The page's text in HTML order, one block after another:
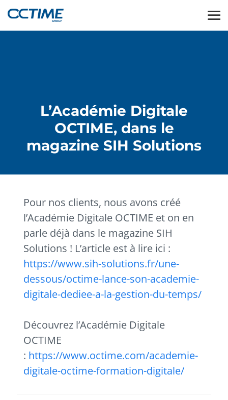
L’Académie Digitale
OCTIME, dans le
magazine SIH Solutions
Pour nos clients, nous avons créé
l’Académie Digitale OCTIME et on en
parle déjà dans le magazine SIH
Solutions ! L’article est à lire ici :
https://www.sih-solutions.fr/une-
dessous/octime-lance-son-academie-
digitale-dediee-a-la-gestion-du-temps/
Découvrez l’Académie Digitale
OCTIME
: https://www.octime.com/academie-
digitale-octime-formation-digitale/